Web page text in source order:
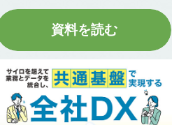
資料を読む